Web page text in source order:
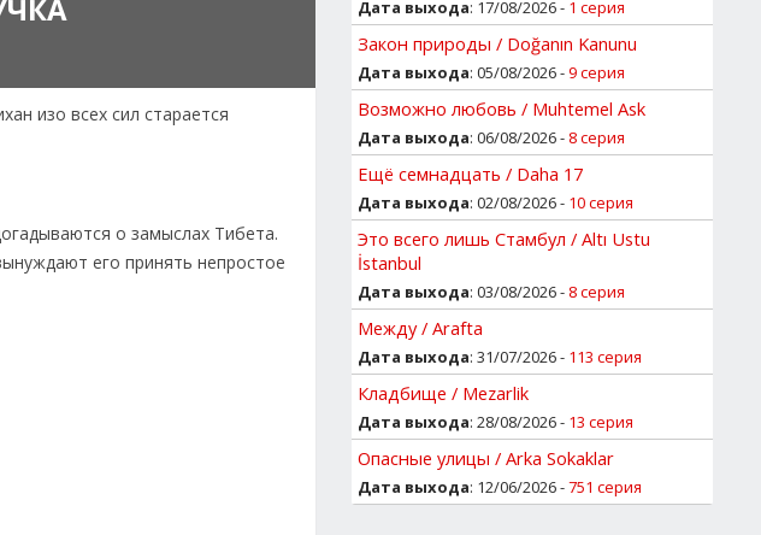
изо всех сил старается
о замыслах Тибета.
его принять непростое
Дата выхода: 17/08/2026 - 1 серия
Закон природы / Doğanın Kanunu
Дата выхода: 05/08/2026 -9 серия
Возможно любовь / Muhtemel Ask
Дата выхода: 06/08/2026 - 8 серия
Ещё семнадцать / Daha 17
Дата выхода: 02/08/2026 - 10 серия
Это всего лишь Стамбул / Altı Ustu
İstanbul
Дата выхода: 03/08/2026 - 8 серия
Между / Arafta
Дата выхода: 31/07/2026 - 113 серия
Кладбище / Mezarlik
Дата выхода: 28/08/2026 - 13 серия
Опасные улицы / Arka Sokaklar
Дата выхода: 12/06/2026 -751 серия